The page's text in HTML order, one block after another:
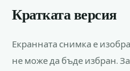
Кратката версия
Екранната снимка е
не може да бъде избран.